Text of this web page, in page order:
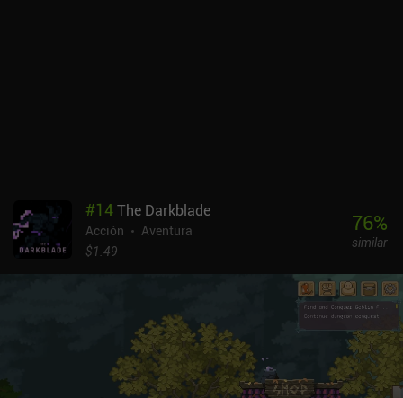
#14The Darkblade
Acción
Aventura
$1.49
76%
similar